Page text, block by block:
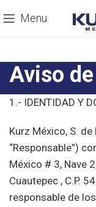
Menu
Aviso
1.- IDENTIDAD Y
Kurz México, S. de
“Responsable”)
México # 3, Nave
Cuautepec , C.P.
responsable de